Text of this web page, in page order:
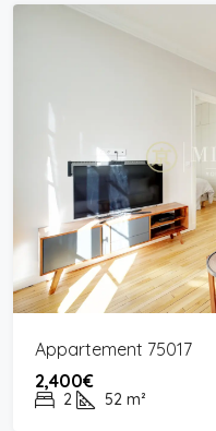
Appartement 75017
2,400€
2 52 m²